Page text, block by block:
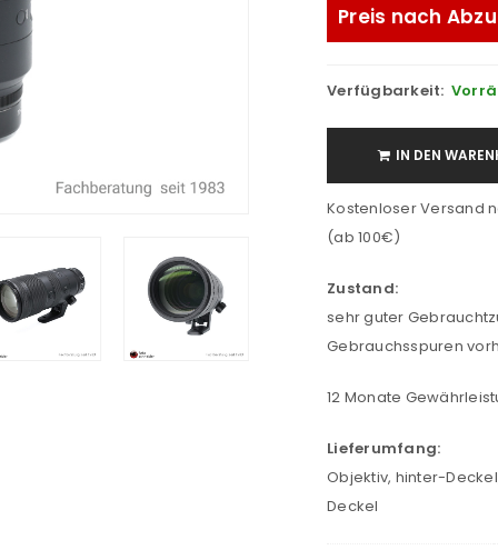
Preis nach
Verfügbarkeit:
IN DEN
Kostenloser Versand
(ab 100€)
Zustand:
sehr guter
Gebrauchsspuren
12 Monate
Lieferumfang:
Objektiv, hinter-
Deckel